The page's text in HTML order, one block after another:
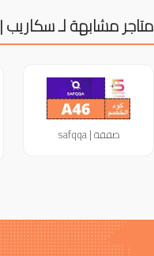
متاجر مشابهة لـ سكاريب | sakarib
صفقة | safqqa